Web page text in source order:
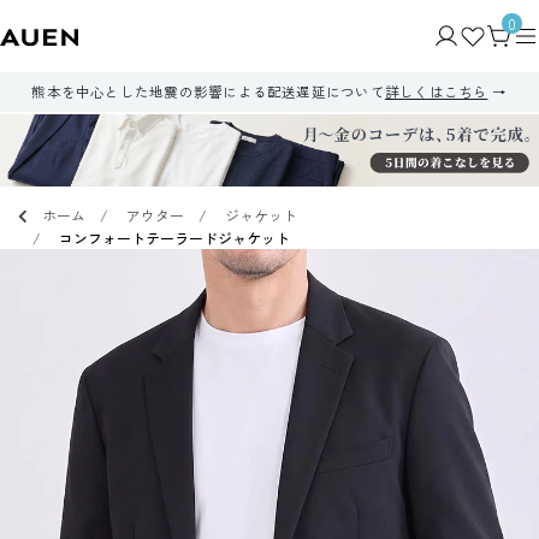
0
熊本を中心とした地震の影響による配送遅延について詳しくはこちら
ホーム アウター
ジャケット
コンフォートテーラードジャケット